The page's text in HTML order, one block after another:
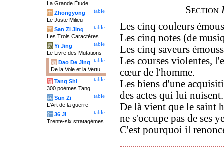
Section
Les cinq couleurs
Les cinq notes (de
Les cinq saveurs
Les courses violentes,
cœur de l'homme.
Les biens d'une
des actes qui lui nuisent.
De là vient que le saint
ne s'occupe pas de ses
C'est pourquoi il
La Grande Étude
table
中 Zhongyong
Le Juste Milieu
table
字 San Zi Jing
Les Trois Caractères
table
易 Yi Jing
Le Livre des Mutations
table
道 Dao De Jing
De la Voie et la Vertu
table
唐 Tang Shi
300 poèmes Tang
table
兵 Sun Zi
L'Art de la guerre
table
计 36 Ji
Trente-six stratagèmes